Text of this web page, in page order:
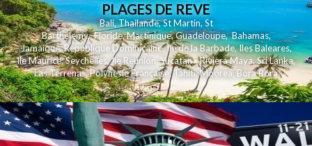
PLAGES DE REVE
Bali,Thailande,St Martin,St
Barthelemy,Floride,Martinique,Guadeloupe,Bahamas,
Jamaique,Republique Dominicaine,Ile de la Barbade,Iles Baleares,
Ile Maurice,Seychelles,Ile Reunion,Yucatan - Riviera Maya,Sri Lanka,
Las Terrenas,Polynesie Française,Tahiti,Moorea, Bora Bora